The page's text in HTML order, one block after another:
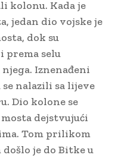
kolonu. Kada je
jedan dio vojske je
dok su
prema selu
Iznenađeni
nalazili sa lijeve
Dio kolone se
dejstvujući
Tom prilikom
je do Bitke u